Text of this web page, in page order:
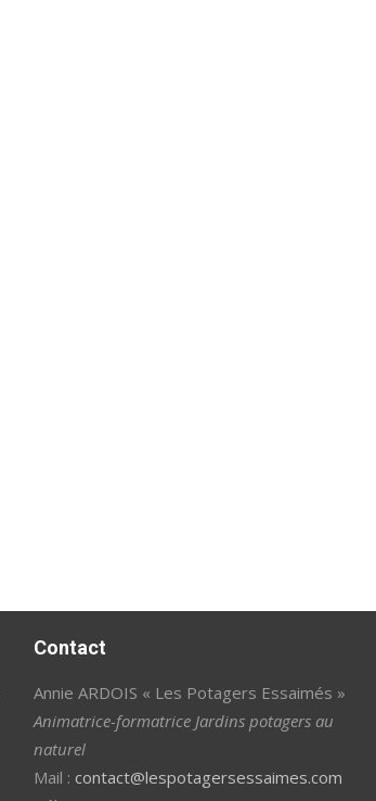
Contact
Annie ARDOIS « Les Potagers Essaimés »
Animatrice-formatrice Jardins potagers au
naturel
Mail :contact@lespotagersessaimes.com